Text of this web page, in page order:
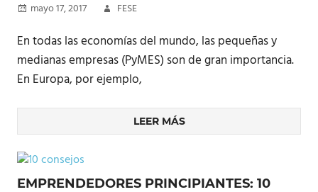
mayo 17, 2017 FESE
En todas las economías del mundo, las pequeñas y
medianas empresas (PyMES) son de gran importancia.
En Europa, por ejemplo,
LEER MÁS
EMPRENDEDORES PRINCIPIANTES: 10